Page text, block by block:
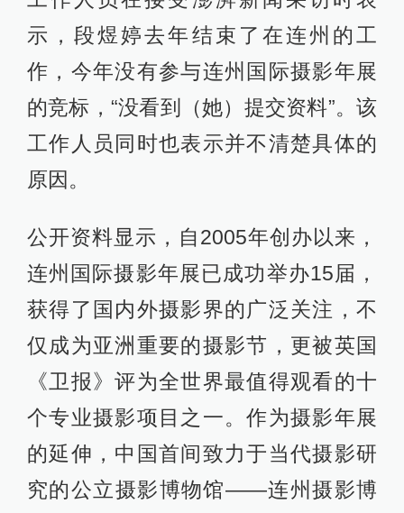
示，段煜婷去年结束了在连州的工
作，今年没有参与连州国际摄影年展
的竞标，“没看到（她）提交资料”。该
工作人员同时也表示并不清楚具体的
原因。
公开资料显示，自2005年创办以来，
连州国际摄影年展已成功举办15届，
获得了国内外摄影界的广泛关注，不
仅成为亚洲重要的摄影节，更被英国
《卫报》评为全世界最值得观看的十
个专业摄影项目之一。作为摄影年展
的延伸，中国首间致力于当代摄影研
究的公立摄影博物馆——连州摄影博